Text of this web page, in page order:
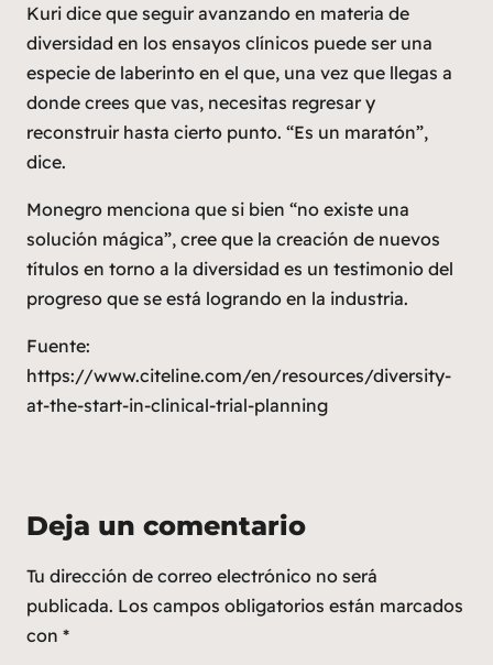
Kuri dice que seguir avanzando en materia de
diversidad en los ensayos clínicos puede ser una
especie de laberinto en el que, una vez que llegas a
donde crees que vas, necesitas regresar y
reconstruir hasta cierto punto. “Es un maratón”,
dice.
Monegro menciona que si bien “no existe una
solución mágica”, cree que la creación de nuevos
títulos en torno a la diversidad es un testimonio del
progreso que se está logrando en la industria.
Fuente:
https://www.citeline.com/en/resources/diversity-
at-the-start-in-clinical-trial-planning
Deja un comentario
Tu dirección de correo electrónico no será
publicada. Los campos obligatorios están marcados
con *